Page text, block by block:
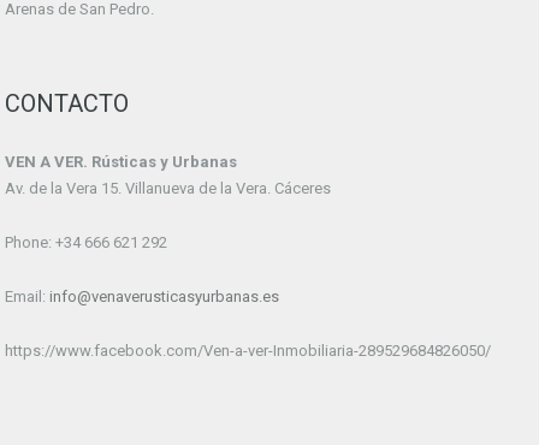
Arenas de San Pedro.
CONTACTO
VEN A VER. Rústicas y Urbanas
Av. de la Vera 15. Villanueva de la Vera. Cáceres
Phone: +34 666 621 292
Email: info@venaverusticasyurbanas.es
https://www.facebook.com/Ven-a-ver-Inmobiliaria-289529684826050/